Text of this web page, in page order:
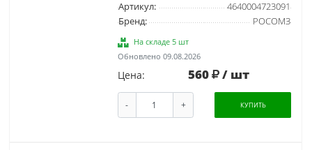
Артикул:
4640004723091
Бренд:
РОСОМЗ
На складе 5 шт
Обновлено 09.08.2026
Цена: 560 / шт
- + КУПИТЬ